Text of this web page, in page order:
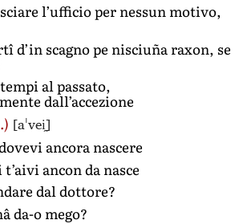
l’ufficio per nessun motivo,
d’in scagno pe nisciuña raxon, se
al passato,
dall’accezione
[aˈvei̯]
ancora nascere
ancon da nasce
dal dottore?
da-o mego?